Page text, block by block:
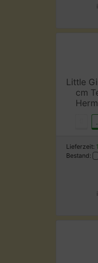
Little
cm
Lieferzeit:
Bestand: